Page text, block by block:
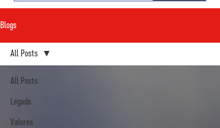
Blogs
All Posts
Legado
Valores
All Posts